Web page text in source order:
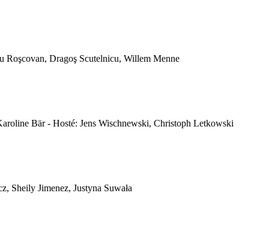
Dragoş Scutelnicu, Willem Menne
Bär - Hosté: Jens Wischnewski, Christoph Letkowski
Sheily Jimenez, Justyna Suwała